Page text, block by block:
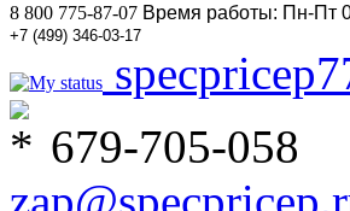
8 800 775-87-07 Время работы: Пн-Пт
+7 (499) 346-03-17
679-705-058